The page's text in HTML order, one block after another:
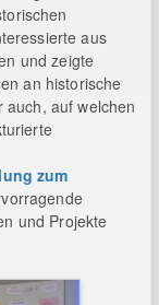
aus
und zeigte
an historische
auf welchen
zum
und Projekte